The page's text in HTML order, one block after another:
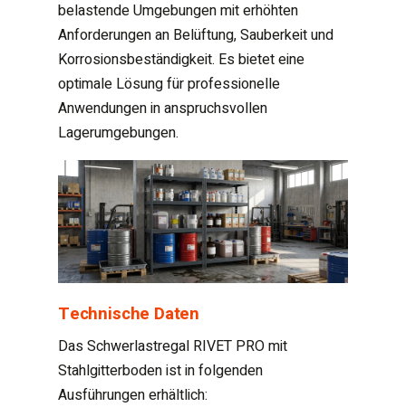
belastende Umgebungen mit erhöhten
Anforderungen an Belüftung, Sauberkeit und
Korrosionsbeständigkeit. Es bietet eine
optimale Lösung für professionelle
Anwendungen in anspruchsvollen
Lagerumgebungen.
Technische Daten
Das Schwerlastregal RIVET PRO mit
Stahlgitterboden ist in folgenden
Ausführungen erhältlich: